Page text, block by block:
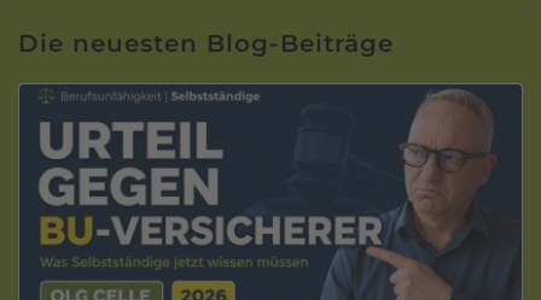
Die neuesten Blog-Beiträge